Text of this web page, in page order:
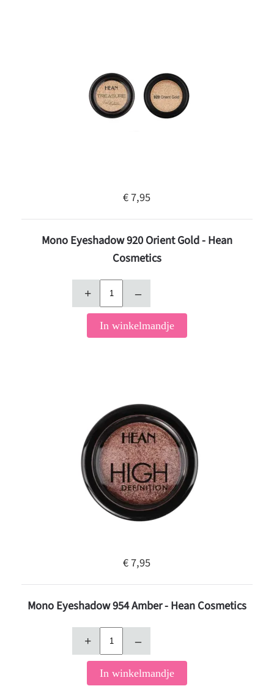
€ 7,95
Mono Eyeshadow 920 Orient Gold - Hean
Cosmetics
+ –
In winkelmandje
€ 7,95
Mono Eyeshadow 954 Amber - Hean Cosmetics
+ –
In winkelmandje